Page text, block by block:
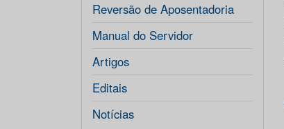
Reversão de Aposentadoria
Manual do Servidor
Artigos
Editais
Notícias